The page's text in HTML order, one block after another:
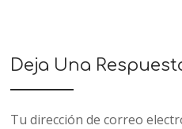
Deja Una
Tu dirección de correo